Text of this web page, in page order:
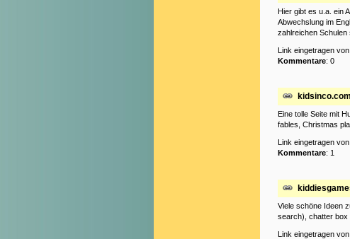
Hier gibt es u.a. ein
Abwechslung im
zahlreichen Schulen
Link eingetragen von
Kommentare: 0
Eine tolle Seite mit
fables, Christmas
Link eingetragen von
Kommentare: 1
Viele schöne Ideen
search), chatter box
Link eingetragen von